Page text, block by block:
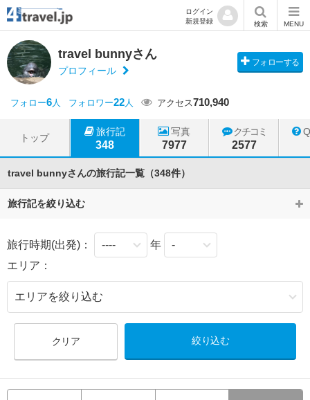
ログイン
新規登録
検索 MENU
travel bunnyさん
プロフィール
フォローする
フォロー6人 フォロワー22人 アクセス710,940
トップ
旅行記
348
写真
7977
クチコミ
2577
travel bunnyさんの旅行記一覧（348件）
旅行記を絞り込む
旅行時期(出発)：
年
エリア：
クリア